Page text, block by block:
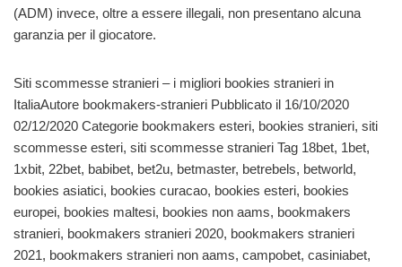
(ADM) invece, oltre a essere illegali, non presentano alcuna
garanzia per il giocatore.
Siti scommesse stranieri – i migliori bookies stranieri in
ItaliaAutore bookmakers-stranieri Pubblicato il 16/10/2020
02/12/2020 Categorie bookmakers esteri, bookies stranieri, siti
scommesse esteri, siti scommesse stranieri Tag 18bet, 1bet,
1xbit, 22bet, babibet, bet2u, betmaster, betrebels, betworld,
bookies asiatici, bookies curacao, bookies esteri, bookies
europei, bookies maltesi, bookies non aams, bookmakers
stranieri, bookmakers stranieri 2020, bookmakers stranieri
2021, bookmakers stranieri non aams, campobet, casiniabet,